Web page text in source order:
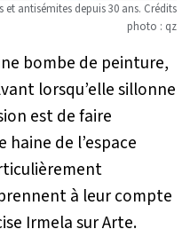
et antisémites depuis 30 ans. Crédits
photo : qz
bombe de peinture,
lorsqu’elle sillonne
est de faire
haine de l’espace
à leur compte
Irmela sur Arte.